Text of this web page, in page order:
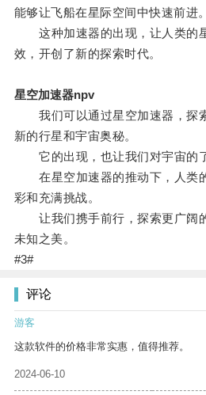
能够让飞船在星际空间中快速前进。
这种加速器的出现，让人类的
效，开创了新的探索时代。
星空加速器npv
我们可以通过星空加速器，探
新的行星和宇宙奥秘。
它的出现，也让我们对宇宙的了
在星空加速器的推动下，人类
彩和充满挑战。
让我们携手前行，探索更广阔
未知之美。
#3#
评论
游客
这款软件的价格非常实惠，值得推荐。
2024-06-10